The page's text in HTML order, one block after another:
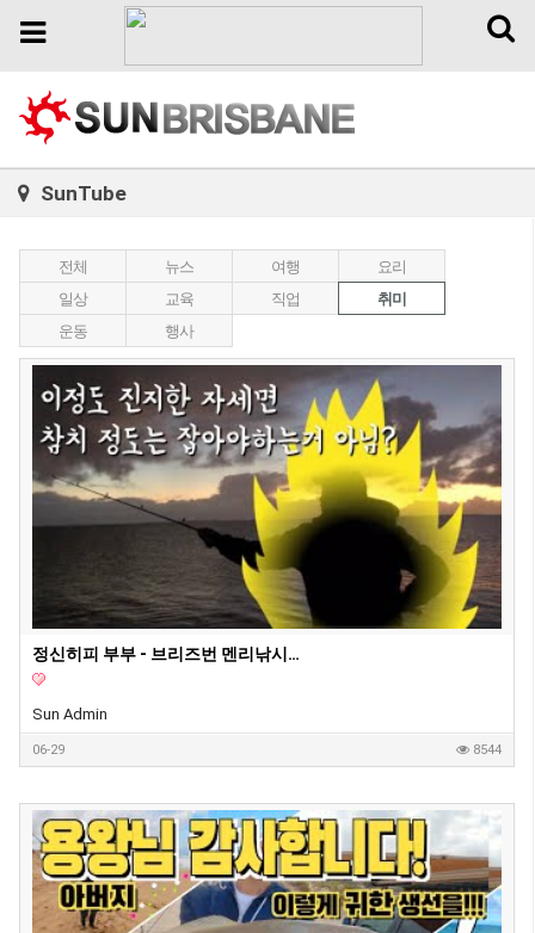
Toggle
Toggle
SunTube
전체 뉴스 여행
요리
일상
교육 직업
취미
운동
행사
정신히피 부부 - 브리즈번 멘리낚시터에서 먹방
Sun Admin
06-29 8544